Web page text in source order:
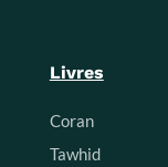
Livres
Coran
Tawhid